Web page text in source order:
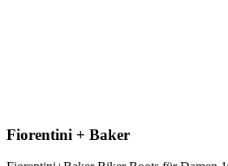
Fiorentini + Baker